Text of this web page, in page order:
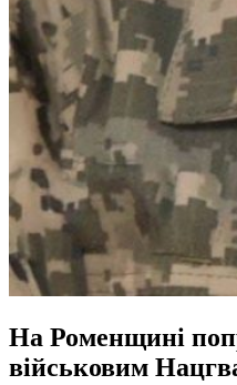
На Роменщині
військовим